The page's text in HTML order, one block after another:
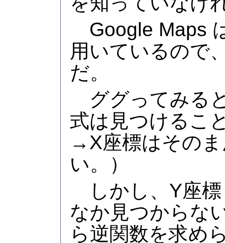
Google Maps
用いているので
だ。
ググってみる
式は見つけるこ
→X座標はその
い。）
しかし、Y座
なか見つからな
ら逆関数を求め